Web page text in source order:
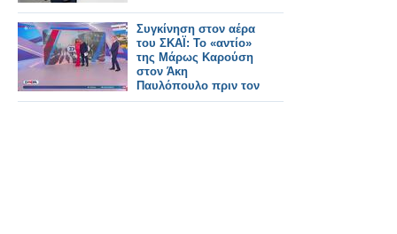
Συγκίνηση στον αέρα
του ΣΚΑΪ: Το «αντίο»
της Μάρως Καρούση
στον Άκη
Παυλόπουλο πριν τον
ΑΝΤ1